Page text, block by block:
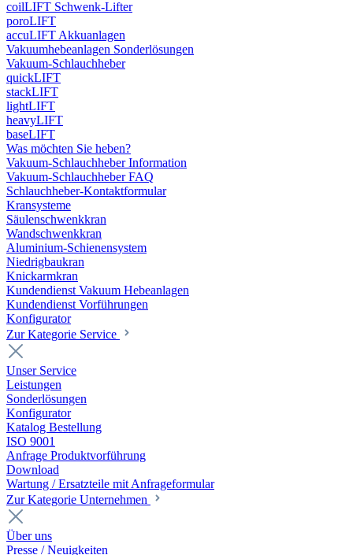
coilLIFT Schwenk-Lifter
poroLIFT
accuLIFT Akkuanlagen
Vakuumhebeanlagen Sonderlösungen
Vakuum-Schlauchheber
quickLIFT
stackLIFT
lightLIFT
heavyLIFT
baseLIFT
Was möchten Sie heben?
Vakuum-Schlauchheber Information
Vakuum-Schlauchheber FAQ
Schlauchheber-Kontaktformular
Kransysteme
Säulenschwenkkran
Wandschwenkkran
Aluminium-Schienensystem
Niedrigbaukran
Knickarmkran
Kundendienst Vakuum Hebeanlagen
Kundendienst Vorführungen
Konfigurator
Zur Kategorie Service
Unser Service
Leistungen
Sonderlösungen
Konfigurator
Katalog Bestellung
ISO 9001
Anfrage Produktvorführung
Download
Wartung / Ersatzteile mit Anfrageformular
Zur Kategorie Unternehmen
Über uns
Presse / Neuigkeiten